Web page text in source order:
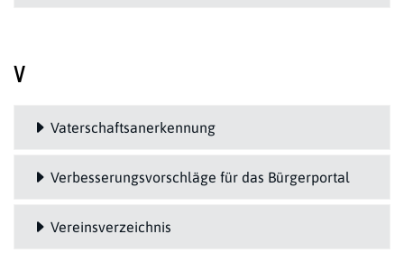
V
Vaterschaftsanerkennung
Verbesserungsvorschläge für das Bürgerportal
Vereinsverzeichnis